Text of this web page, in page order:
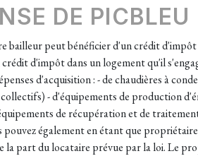
DE PICBLEU
bailleur peut bénéficier d'un crédit d'impôt
d'impôt dans un logement qu'il
d'acquisition : - de chaudières à
- d'équipements de production
de récupération et de
également en étant que
part du locataire prévue par la loi. Le